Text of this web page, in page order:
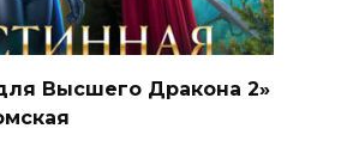
Высшего Дракона 2»